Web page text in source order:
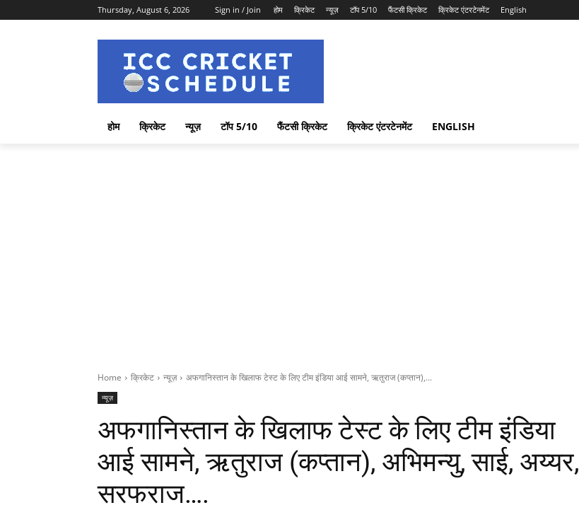
Thursday, August 6, 2026 Sign in / Join होम क्रिकेट न्यूज़ टॉप 5/10 फैंटसी क्रिकेट क्रिकेट एंटरटेनमेंट English
होम क्रिकेट न्यूज़ टॉप 5/10 फैंटसी क्रिकेट क्रिकेट एंटरटेनमेंट ENGLISH
Home क्रिकेट न्यूज़ अफगानिस्तान के खिलाफ टेस्ट के लिए टीम इंडिया आई सामने, ऋतुराज (कप्तान),...
न्यूज़
अफगानिस्तान के खिलाफ टेस्ट के लिए टीम इंडिया
आई सामने, ऋतुराज (कप्तान), अभिमन्यु, साई, अय्यर,
सरफराज….